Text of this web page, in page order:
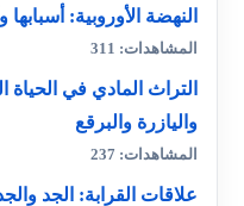
النهضة الأوروبية: أسبابها
المشاهدات: 311
التراث المادي في
واليازرة والبرقع
المشاهدات: 237
علاقات القرابة: الجد